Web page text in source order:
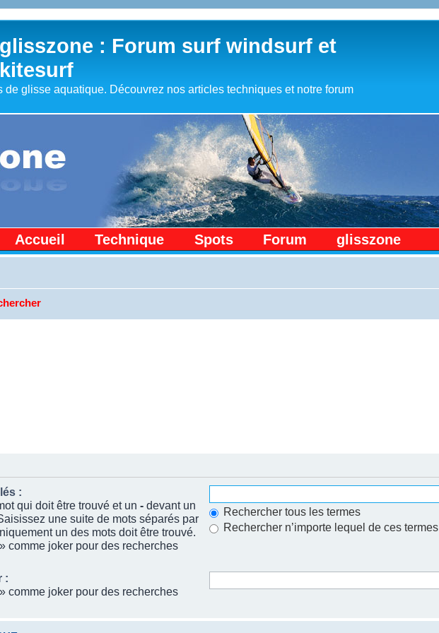
glisszone : Forum surf windsurf et
kitesurf
de glisse aquatique. Découvrez nos articles techniques et notre forum
Accueil Technique Spots Forum glisszone
:
qui doit être trouvé et un - devant un
une suite de mots séparés par
un des mots doit être trouvé.
comme joker pour des recherches
Rechercher tous les termes
Rechercher n’importe lequel de ces termes
:
comme joker pour des recherches